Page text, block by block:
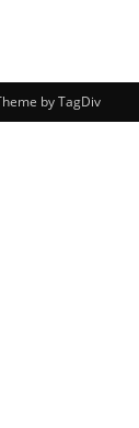
by TagDiv